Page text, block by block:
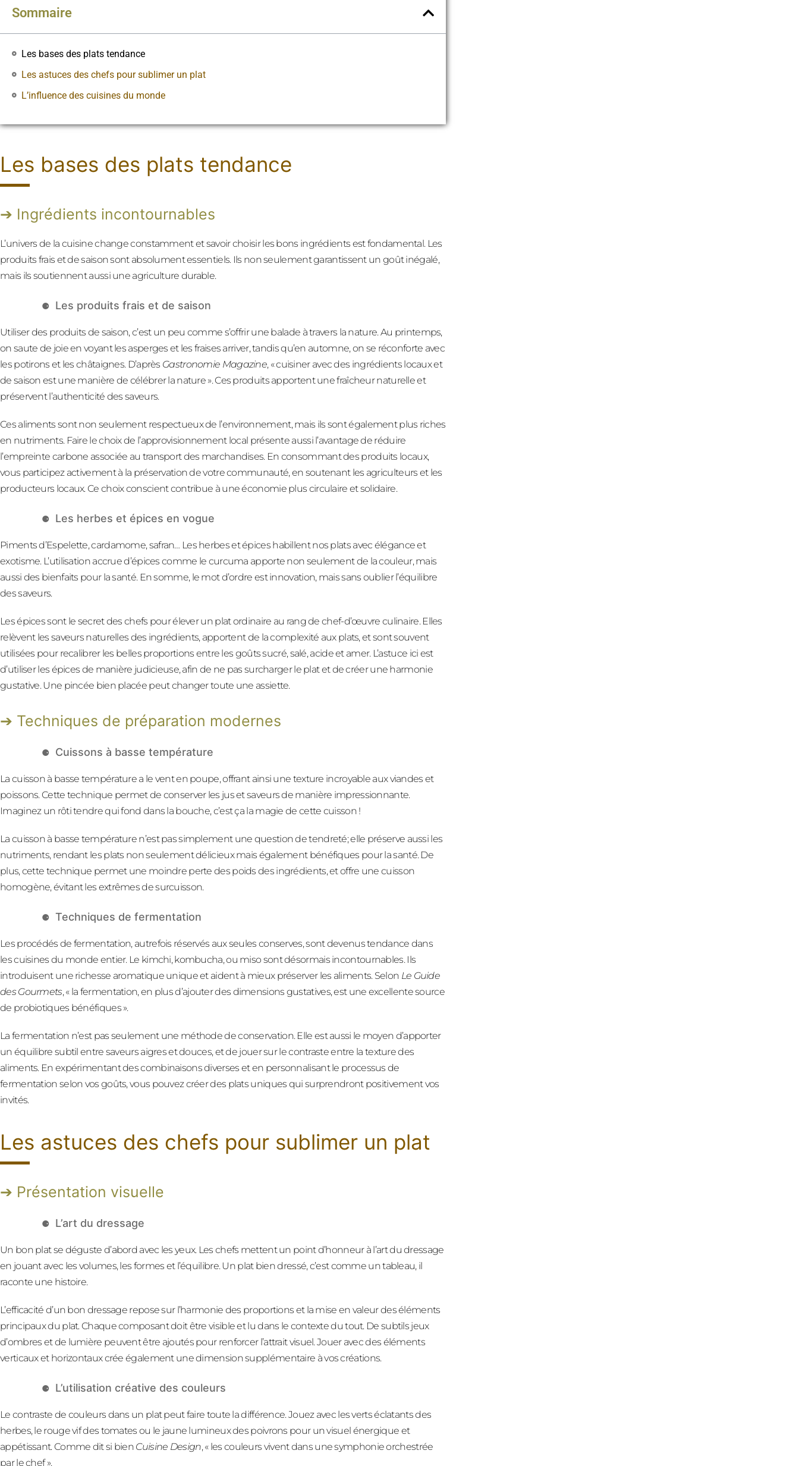
Sommaire
Les bases des plats tendance
Les astuces des chefs pour sublimer un plat
L’influence des cuisines du monde
Les bases des plats tendance
Ingrédients incontournables
L’univers de la cuisine change constamment et savoir choisir les bons ingrédients est fondamental. Les
produits frais et de saison sont absolument essentiels. Ils non seulement garantissent un goût inégalé,
mais ils soutiennent aussi une agriculture durable.
Les produits frais et de saison
Utiliser des produits de saison, c’est un peu comme s’offrir une balade à travers la nature. Au printemps,
on saute de joie en voyant les asperges et les fraises arriver, tandis qu’en automne, on se réconforte avec
les potirons et les châtaignes. D’après Gastronomie Magazine, « cuisiner avec des ingrédients locaux et
de saison est une manière de célébrer la nature ». Ces produits apportent une fraîcheur naturelle et
préservent l’authenticité des saveurs.
Ces aliments sont non seulement respectueux de l’environnement, mais ils sont également plus riches
en nutriments. Faire le choix de l’approvisionnement local présente aussi l’avantage de réduire
l’empreinte carbone associée au transport des marchandises. En consommant des produits locaux,
vous participez activement à la préservation de votre communauté, en soutenant les agriculteurs et les
producteurs locaux. Ce choix conscient contribue à une économie plus circulaire et solidaire.
Les herbes et épices en vogue
Piments d’Espelette, cardamome, safran… Les herbes et épices habillent nos plats avec élégance et
exotisme. L’utilisation accrue d’épices comme le curcuma apporte non seulement de la couleur, mais
aussi des bienfaits pour la santé. En somme, le mot d’ordre est innovation, mais sans oublier l’équilibre
des saveurs.
Les épices sont le secret des chefs pour élever un plat ordinaire au rang de chef-d’œuvre culinaire. Elles
relèvent les saveurs naturelles des ingrédients, apportent de la complexité aux plats, et sont souvent
utilisées pour recalibrer les belles proportions entre les goûts sucré, salé, acide et amer. L’astuce ici est
d’utiliser les épices de manière judicieuse, afin de ne pas surcharger le plat et de créer une harmonie
gustative. Une pincée bien placée peut changer toute une assiette.
Techniques de préparation modernes
Cuissons à basse température
La cuisson à basse température a le vent en poupe, offrant ainsi une texture incroyable aux viandes et
poissons. Cette technique permet de conserver les jus et saveurs de manière impressionnante.
Imaginez un rôti tendre qui fond dans la bouche, c’est ça la magie de cette cuisson !
La cuisson à basse température n’est pas simplement une question de tendreté; elle préserve aussi les
nutriments, rendant les plats non seulement délicieux mais également bénéfiques pour la santé. De
plus, cette technique permet une moindre perte des poids des ingrédients, et offre une cuisson
homogène, évitant les extrêmes de surcuisson.
Techniques de fermentation
Les procédés de fermentation, autrefois réservés aux seules conserves, sont devenus tendance dans
les cuisines du monde entier. Le kimchi, kombucha, ou miso sont désormais incontournables. Ils
introduisent une richesse aromatique unique et aident à mieux préserver les aliments. Selon Le Guide
des Gourmets, « la fermentation, en plus d’ajouter des dimensions gustatives, est une excellente source
de probiotiques bénéfiques ».
La fermentation n’est pas seulement une méthode de conservation. Elle est aussi le moyen d’apporter
un équilibre subtil entre saveurs aigres et douces, et de jouer sur le contraste entre la texture des
aliments. En expérimentant des combinaisons diverses et en personnalisant le processus de
fermentation selon vos goûts, vous pouvez créer des plats uniques qui surprendront positivement vos
invités.
Les astuces des chefs pour sublimer un plat
Présentation visuelle
L’art du dressage
Un bon plat se déguste d’abord avec les yeux. Les chefs mettent un point d’honneur à l’art du dressage
en jouant avec les volumes, les formes et l’équilibre. Un plat bien dressé, c’est comme un tableau, il
raconte une histoire.
L’efficacité d’un bon dressage repose sur l’harmonie des proportions et la mise en valeur des éléments
principaux du plat. Chaque composant doit être visible et lu dans le contexte du tout. De subtils jeux
d’ombres et de lumière peuvent être ajoutés pour renforcer l’attrait visuel. Jouer avec des éléments
verticaux et horizontaux crée également une dimension supplémentaire à vos créations.
L’utilisation créative des couleurs
Le contraste de couleurs dans un plat peut faire toute la différence. Jouez avec les verts éclatants des
herbes, le rouge vif des tomates ou le jaune lumineux des poivrons pour un visuel énergique et
appétissant. Comme dit si bien Cuisine Design, « les couleurs vivent dans une symphonie orchestrée
par le chef ».